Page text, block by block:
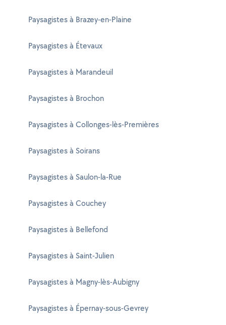
Paysagistes à Brazey-en-Plaine
Paysagistes à Étevaux
Paysagistes à Marandeuil
Paysagistes à Brochon
Paysagistes à Collonges-lès-Premières
Paysagistes à Soirans
Paysagistes à Saulon-la-Rue
Paysagistes à Couchey
Paysagistes à Bellefond
Paysagistes à Saint-Julien
Paysagistes à Magny-lès-Aubigny
Paysagistes à Épernay-sous-Gevrey